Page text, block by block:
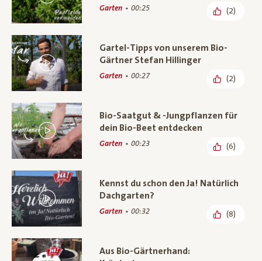
Garten 00:25 (2)
Gartel-Tipps von unserem Bio-
Gärtner Stefan Hillinger
Garten 00:27 (2)
Bio-Saatgut & -Jungpflanzen für
dein Bio-Beet entdecken
Garten 00:23 (6)
Kennst du schon den Ja! Natürlich
Dachgarten?
Garten 00:32 (8)
Aus Bio-Gärtnerhand: